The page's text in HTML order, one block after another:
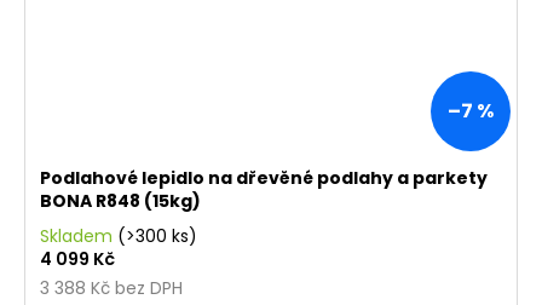
–7 %
Podlahové lepidlo na dřevěné podlahy a parkety
BONA R848 (15kg)
Skladem (>300 ks)
3 388 Kč bez DPH
4 099 Kč